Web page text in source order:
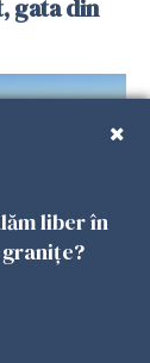
gata din
liber în